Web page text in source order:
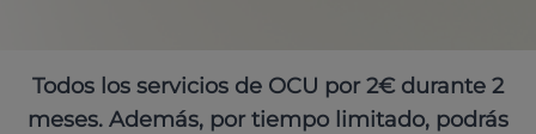
Todos los servicios de OCU por 2€ durante 2
meses. Además, por tiempo limitado, podrás